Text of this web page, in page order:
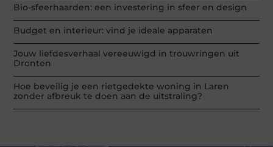
Bio-sfeerhaarden: een investering in sfeer en design
Budget en interieur: vind je ideale apparaten
Jouw liefdesverhaal vereeuwigd in trouwringen uit
Dronten
Hoe beveilig je een rietgedekte woning in Laren
zonder afbreuk te doen aan de uitstraling?